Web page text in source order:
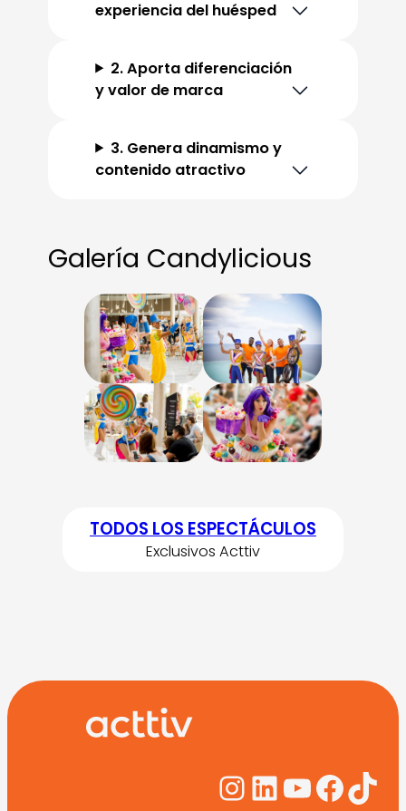
experiencia del huésped
2. Aporta diferenciación
y valor de marca
3. Genera dinamismo y
contenido atractivo
Galería Candylicious
TODOS LOS ESPECTÁCULOS
Exclusivos Acttiv
Instagram
LinkedIn